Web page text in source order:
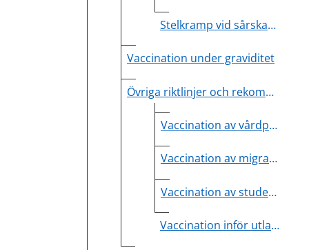
Stelkramp vid sårskada
Vaccination under graviditet
Övriga riktlinjer och rekommendationer
Vaccination av vårdpersonal
Vaccination av migranter
Vaccination av studenter inom vården
Vaccination inför utlandsresa